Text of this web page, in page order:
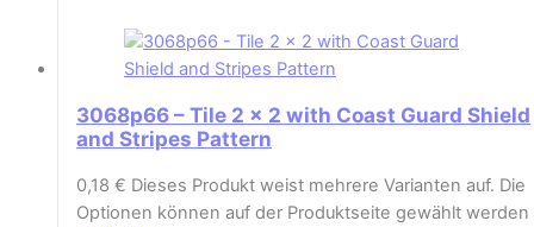
3068p66 – Tile 2 x 2 with Coast Guard Shield
and Stripes Pattern
0,18 € Dieses Produkt weist mehrere Varianten auf. Die
Optionen können auf der Produktseite gewählt werden